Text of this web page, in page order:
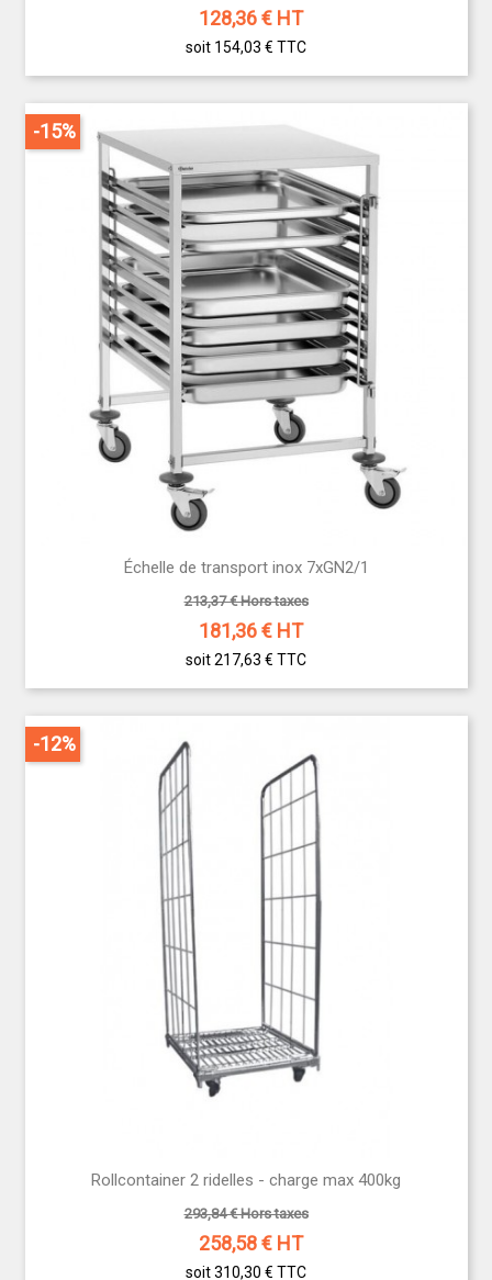
128,36€ HT
soit 154,03 € TTC
Échelle de transport inox 7xGN2/1
213,37 € Hors taxes
181,36€ HT
soit 217,63 € TTC
-15%
Rollcontainer 2 ridelles - charge max 400kg
293,84 € Hors taxes
258,58€ HT
soit 310,30 € TTC
-12%